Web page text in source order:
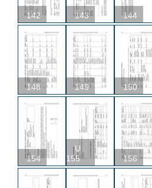
142 143 144
148 149 150
154
U
155
156